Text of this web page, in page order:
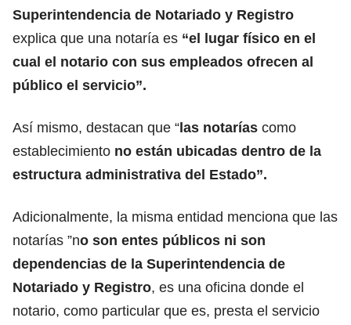
Superintendencia de Notariado y Registro
explica que una notaría es “el lugar físico en el
cual el notario con sus empleados ofrecen al
público el servicio”.
Así mismo, destacan que “las notarías como
establecimiento no están ubicadas dentro de la
estructura administrativa del Estado”.
Adicionalmente, la misma entidad menciona que las
notarías ”no son entes públicos ni son
dependencias de la Superintendencia de
Notariado y Registro, es una oficina donde el
notario, como particular que es, presta el servicio